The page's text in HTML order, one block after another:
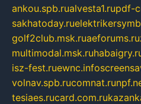
ankou.spb.rualvesta1.rupdf-
sakhatoday.ru
golf2club.msk.ruaeforums.ru
multimodal.msk.ru
isz-fest.ruewnc.info
volnav.spb.rucomnat.ru
tesiaes.rucard.com.ru